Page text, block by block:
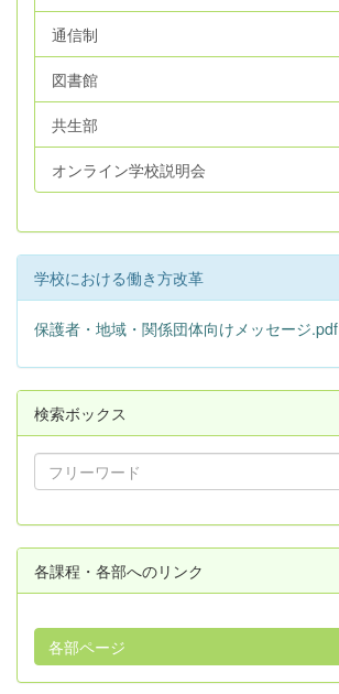
通信制
図書館
共生部
オンライン学校説明会
学校における働き方改革
保護者・地域・関係団体向けメッセージ.pdf
検索ボックス
各課程・各部へのリンク
各部ページ